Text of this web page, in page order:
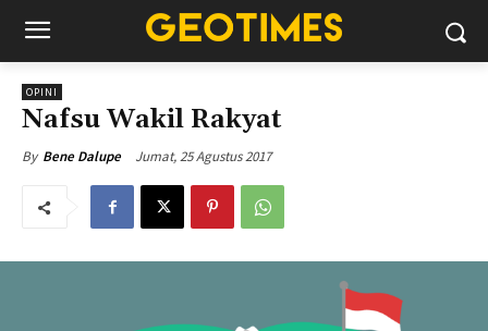
OPINI
Nafsu Wakil Rakyat
By Bene Dalupe Jumat, 25 Agustus 2017